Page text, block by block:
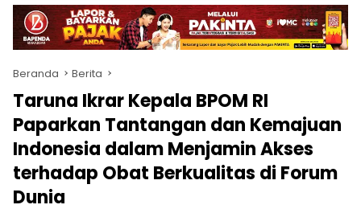
Beranda Berita
Taruna Ikrar Kepala BPOM RI
Paparkan Tantangan dan Kemajuan
Indonesia dalam Menjamin Akses
terhadap Obat Berkualitas di Forum
Dunia